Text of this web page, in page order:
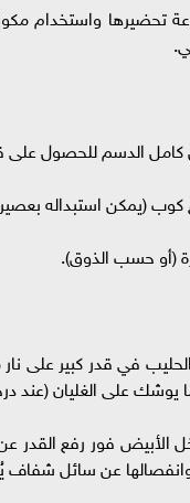
تحضيرها واستخدام
كوب (يمكن استبداله
في قدر كبير على نار
على الغليان (عند درجة حرارة
فور رفع القدر
وانفصالها عن سائل